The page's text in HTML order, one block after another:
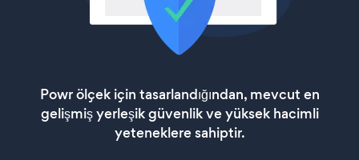
Powr ölçek için tasarlandığından, mevcut en
gelişmiş yerleşik güvenlik ve yüksek hacimli
yeteneklere sahiptir.